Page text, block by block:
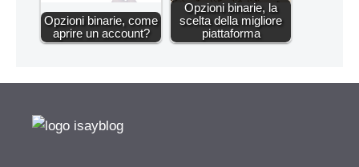
Opzioni binarie, come
aprire un account?
Opzioni binarie, la
scelta della migliore
piattaforma